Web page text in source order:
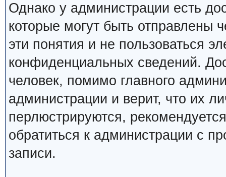
Однако у администрации есть
которые могут быть отправлены
эти понятия и не пользоваться
конфиденциальных сведений.
человек, помимо главного
администрации и верит, что их
перлюстрируются,
обратиться к администрации с
записи.